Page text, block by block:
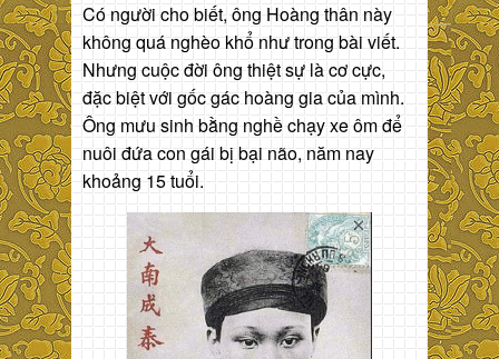
Có người cho biết, ông Hoàng thân này
không quá nghèo khổ như trong bài viết.
Nhưng cuộc đời ông thiệt sự là cơ cực,
đặc biệt với gốc gác hoàng gia của mình.
Ông mưu sinh bằng nghề chạy xe ôm để
nuôi đứa con gái bị bại não, năm nay
khoảng 15 tuổi.